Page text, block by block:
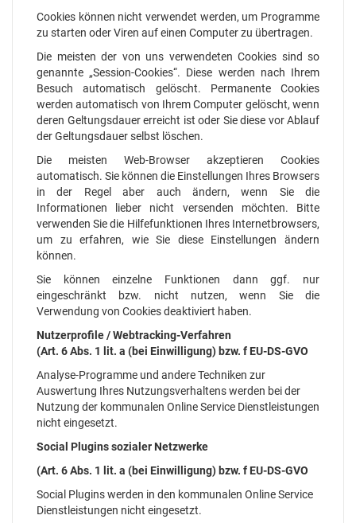
Cookies können nicht verwendet werden, um Programme
zu starten oder Viren auf einen Computer zu übertragen.
Die meisten der von uns verwendeten Cookies sind so
genannte „Session-Cookies“. Diese werden nach Ihrem
Besuch automatisch gelöscht. Permanente Cookies
werden automatisch von Ihrem Computer gelöscht, wenn
deren Geltungsdauer erreicht ist oder Sie diese vor Ablauf
der Geltungsdauer selbst löschen.
Die meisten Web-Browser akzeptieren Cookies
automatisch. Sie können die Einstellungen Ihres Browsers
in der Regel aber auch ändern, wenn Sie die
Informationen lieber nicht versenden möchten. Bitte
verwenden Sie die Hilfefunktionen Ihres Internetbrowsers,
um zu erfahren, wie Sie diese Einstellungen ändern
können.
Sie können einzelne Funktionen dann ggf. nur
eingeschränkt bzw. nicht nutzen, wenn Sie die
Verwendung von Cookies deaktiviert haben.
Nutzerprofile / Webtracking-Verfahren
(Art. 6 Abs. 1 lit. a (bei Einwilligung) bzw. f EU-DS-GVO
Analyse-Programme und andere Techniken zur
Auswertung Ihres Nutzungsverhaltens werden bei der
Nutzung der kommunalen Online Service Dienstleistungen
nicht eingesetzt.
Social Plugins sozialer Netzwerke
(Art. 6 Abs. 1 lit. a (bei Einwilligung) bzw. f EU-DS-GVO
Social Plugins werden in den kommunalen Online Service
Dienstleistungen nicht eingesetzt.